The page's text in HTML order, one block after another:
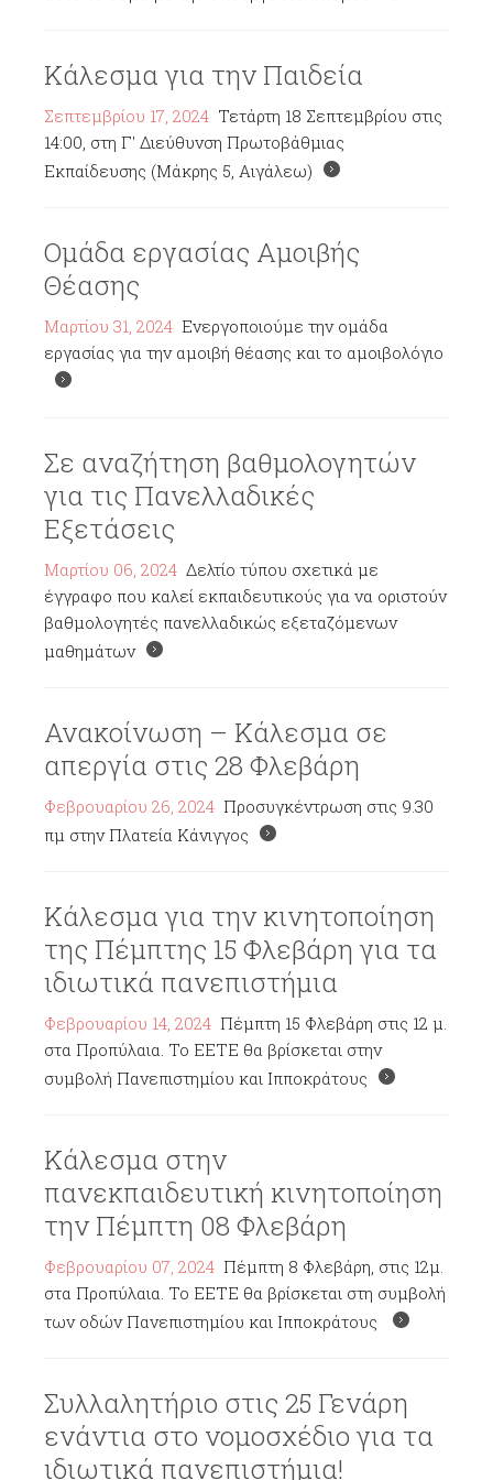
Κάλεσμα για την Παιδεία
Σεπτεμβρίου 17, 2024 Τετάρτη 18 Σεπτεμβρίου στις
14:00, στη Γ' Διεύθυνση Πρωτοβάθμιας
Εκπαίδευσης (Μάκρης 5, Αιγάλεω)
Ομάδα εργασίας Αμοιβής
Θέασης
Μαρτίου 31, 2024 Ενεργοποιούμε την ομάδα
εργασίας για την αμοιβή θέασης και το αμοιβολόγιο
Σε αναζήτηση βαθμολογητών
για τις Πανελλαδικές
Εξετάσεις
Μαρτίου 06, 2024 Δελτίο τύπου σχετικά με
έγγραφο που καλεί εκπαιδευτικούς για να οριστούν
βαθμολογητές πανελλαδικώς εξεταζόμενων
μαθημάτων
Ανακοίνωση – Κάλεσμα σε
απεργία στις 28 Φλεβάρη
Φεβρουαρίου 26, 2024 Προσυγκέντρωση στις 9.30
πμ στην Πλατεία Κάνιγγος
Κάλεσμα για την κινητοποίηση
της Πέμπτης 15 Φλεβάρη για τα
ιδιωτικά πανεπιστήμια
Φεβρουαρίου 14, 2024 Πέμπτη 15 Φλεβάρη στις 12 μ.
στα Προπύλαια. Το ΕΕΤΕ θα βρίσκεται στην
συμβολή Πανεπιστημίου και Ιπποκράτους
Κάλεσμα στην
πανεκπαιδευτική κινητοποίηση
την Πέμπτη 08 Φλεβάρη
Φεβρουαρίου 07, 2024 Πέμπτη 8 Φλεβάρη, στις 12μ.
στα Προπύλαια. Το ΕΕΤΕ θα βρίσκεται στη συμβολή
των οδών Πανεπιστημίου και Ιπποκράτους
Συλλαλητήριο στις 25 Γενάρη
ενάντια στο νομοσχέδιο για τα
ιδιωτικά πανεπιστήμια!